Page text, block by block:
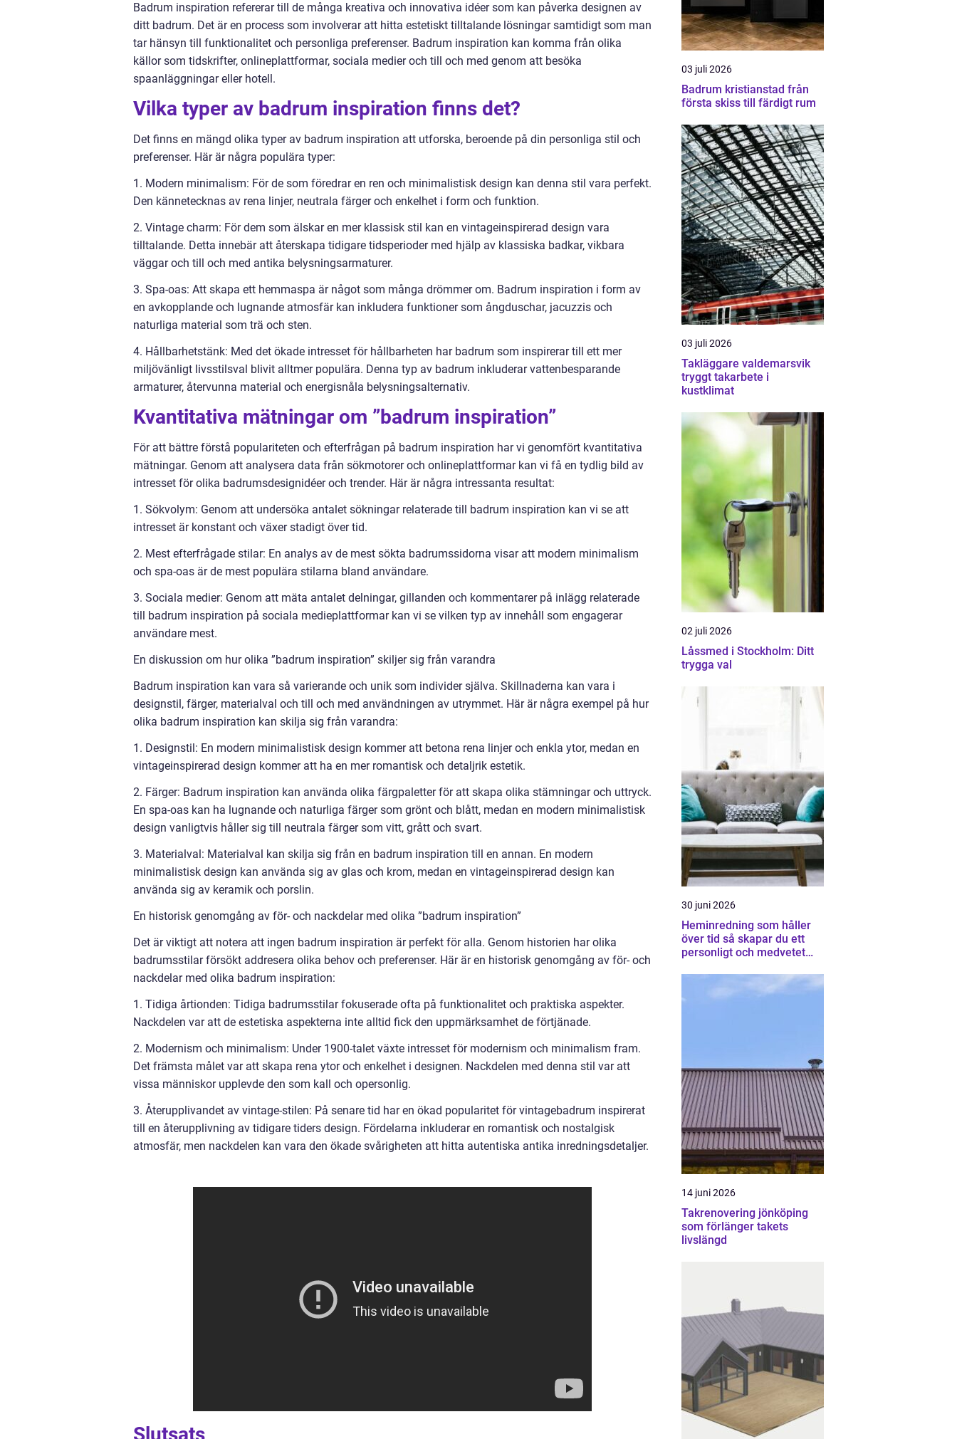
Badrum inspiration refererar till de många kreativa och innovativa idéer som kan påverka designen av
ditt badrum. Det är en process som involverar att hitta estetiskt tilltalande lösningar samtidigt som man
tar hänsyn till funktionalitet och personliga preferenser. Badrum inspiration kan komma från olika
källor som tidskrifter, onlineplattformar, sociala medier och till och med genom att besöka
spaanläggningar eller hotell.
Vilka typer av badrum inspiration finns det?
Det finns en mängd olika typer av badrum inspiration att utforska, beroende på din personliga stil och
preferenser. Här är några populära typer:
1. Modern minimalism: För de som föredrar en ren och minimalistisk design kan denna stil vara perfekt.
Den kännetecknas av rena linjer, neutrala färger och enkelhet i form och funktion.
2. Vintage charm: För dem som älskar en mer klassisk stil kan en vintageinspirerad design vara
tilltalande. Detta innebär att återskapa tidigare tidsperioder med hjälp av klassiska badkar, vikbara
väggar och till och med antika belysningsarmaturer.
3. Spa-oas: Att skapa ett hemmaspa är något som många drömmer om. Badrum inspiration i form av
en avkopplande och lugnande atmosfär kan inkludera funktioner som ångduschar, jacuzzis och
naturliga material som trä och sten.
4. Hållbarhetstänk: Med det ökade intresset för hållbarheten har badrum som inspirerar till ett mer
miljövänligt livsstilsval blivit alltmer populära. Denna typ av badrum inkluderar vattenbesparande
armaturer, återvunna material och energisnåla belysningsalternativ.
Kvantitativa mätningar om ”badrum inspiration”
För att bättre förstå populariteten och efterfrågan på badrum inspiration har vi genomfört kvantitativa
mätningar. Genom att analysera data från sökmotorer och onlineplattformar kan vi få en tydlig bild av
intresset för olika badrumsdesignidéer och trender. Här är några intressanta resultat:
1. Sökvolym: Genom att undersöka antalet sökningar relaterade till badrum inspiration kan vi se att
intresset är konstant och växer stadigt över tid.
2. Mest efterfrågade stilar: En analys av de mest sökta badrumssidorna visar att modern minimalism
och spa-oas är de mest populära stilarna bland användare.
3. Sociala medier: Genom att mäta antalet delningar, gillanden och kommentarer på inlägg relaterade
till badrum inspiration på sociala medieplattformar kan vi se vilken typ av innehåll som engagerar
användare mest.
En diskussion om hur olika ”badrum inspiration” skiljer sig från varandra
Badrum inspiration kan vara så varierande och unik som individer själva. Skillnaderna kan vara i
designstil, färger, materialval och till och med användningen av utrymmet. Här är några exempel på hur
olika badrum inspiration kan skilja sig från varandra:
1. Designstil: En modern minimalistisk design kommer att betona rena linjer och enkla ytor, medan en
vintageinspirerad design kommer att ha en mer romantisk och detaljrik estetik.
2. Färger: Badrum inspiration kan använda olika färgpaletter för att skapa olika stämningar och uttryck.
En spa-oas kan ha lugnande och naturliga färger som grönt och blått, medan en modern minimalistisk
design vanligtvis håller sig till neutrala färger som vitt, grått och svart.
3. Materialval: Materialval kan skilja sig från en badrum inspiration till en annan. En modern
minimalistisk design kan använda sig av glas och krom, medan en vintageinspirerad design kan
använda sig av keramik och porslin.
En historisk genomgång av för- och nackdelar med olika ”badrum inspiration”
Det är viktigt att notera att ingen badrum inspiration är perfekt för alla. Genom historien har olika
badrumsstilar försökt addresera olika behov och preferenser. Här är en historisk genomgång av för- och
nackdelar med olika badrum inspiration:
1. Tidiga årtionden: Tidiga badrumsstilar fokuserade ofta på funktionalitet och praktiska aspekter.
Nackdelen var att de estetiska aspekterna inte alltid fick den uppmärksamhet de förtjänade.
2. Modernism och minimalism: Under 1900-talet växte intresset för modernism och minimalism fram.
Det främsta målet var att skapa rena ytor och enkelhet i designen. Nackdelen med denna stil var att
vissa människor upplevde den som kall och opersonlig.
3. Återupplivandet av vintage-stilen: På senare tid har en ökad popularitet för vintagebadrum inspirerat
till en återupplivning av tidigare tiders design. Fördelarna inkluderar en romantisk och nostalgisk
atmosfär, men nackdelen kan vara den ökade svårigheten att hitta autentiska antika inredningsdetaljer.
03 juli 2026
Badrum kristianstad från
första skiss till färdigt rum
03 juli 2026
Takläggare valdemarsvik
tryggt takarbete i
kustklimat
02 juli 2026
Låssmed i Stockholm: Ditt
trygga val
30 juni 2026
Heminredning som håller
över tid så skapar du ett
personligt och medvetet
14 juni 2026
Takrenovering jönköping
som förlänger takets
livslängd